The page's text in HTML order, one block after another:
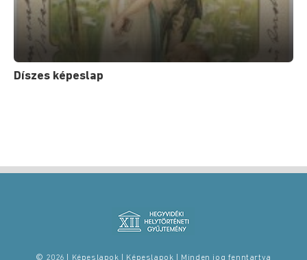
Díszes képeslap
© 2026 | Képeslapok | Képeslapok | Minden jog fenntartva